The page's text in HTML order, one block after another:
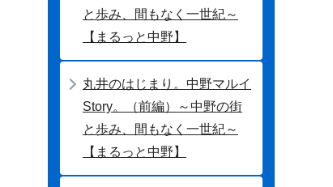
と歩み、間もなく一世紀～
【まるっと中野】
丸井のはじまり。中野マルイ
Story。（前編）～中野の街
と歩み、間もなく一世紀～
【まるっと中野】